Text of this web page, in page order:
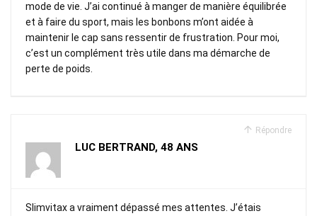
mode de vie. J’ai continué à manger de manière équilibrée
et à faire du sport, mais les bonbons m’ont aidée à
maintenir le cap sans ressentir de frustration. Pour moi,
c’est un complément très utile dans ma démarche de
perte de poids.
Répondre
LUC BERTRAND, 48 ANS
Slimvitax a vraiment dépassé mes attentes. J’étais